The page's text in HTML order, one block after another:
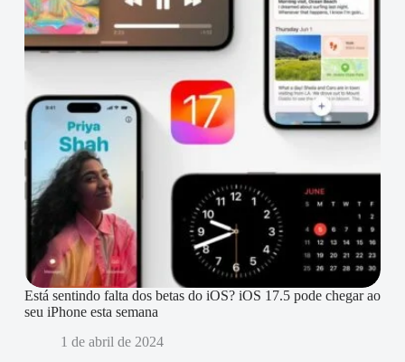
Está sentindo falta dos betas do iOS? iOS 17.5 pode chegar ao
seu iPhone esta semana
1 de abril de 2024